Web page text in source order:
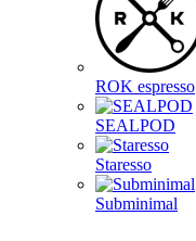
ROK espresso
SEALPOD
Staresso
Subminimal